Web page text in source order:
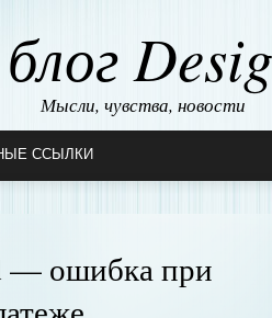
Мысли, чувства, новости
ССЫЛКИ
— ошибка при